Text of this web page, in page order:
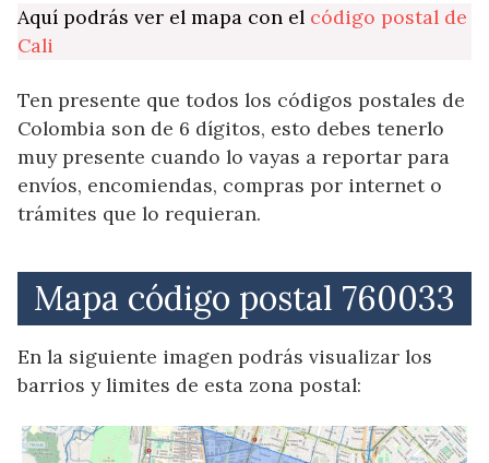
Aquí podrás ver el mapa con el código postal de
Cali
Ten presente que todos los códigos postales de
Colombia son de 6 dígitos, esto debes tenerlo
muy presente cuando lo vayas a reportar para
envíos, encomiendas, compras por internet o
trámites que lo requieran.
Mapa código postal 760033
En la siguiente imagen podrás visualizar los
barrios y limites de esta zona postal: